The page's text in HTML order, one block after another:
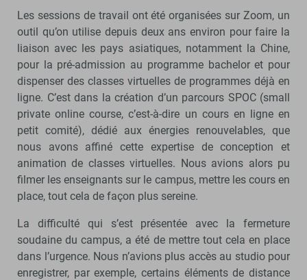
Les sessions de travail ont été organisées sur Zoom, un
outil qu’on utilise depuis deux ans environ pour faire la
liaison avec les pays asiatiques, notamment la Chine,
pour la pré-admission au programme bachelor et pour
dispenser des classes virtuelles de programmes déjà en
ligne. C’est dans la création d’un parcours SPOC (small
private online course, c’est-à-dire un cours en ligne en
petit comité), dédié aux énergies renouvelables, que
nous avons affiné cette expertise de conception et
animation de classes virtuelles. Nous avions alors pu
filmer les enseignants sur le campus, mettre les cours en
place, tout cela de façon plus sereine.
La difficulté qui s’est présentée avec la fermeture
soudaine du campus, a été de mettre tout cela en place
dans l’urgence. Nous n’avions plus accès au studio pour
enregistrer, par exemple, certains éléments de distance